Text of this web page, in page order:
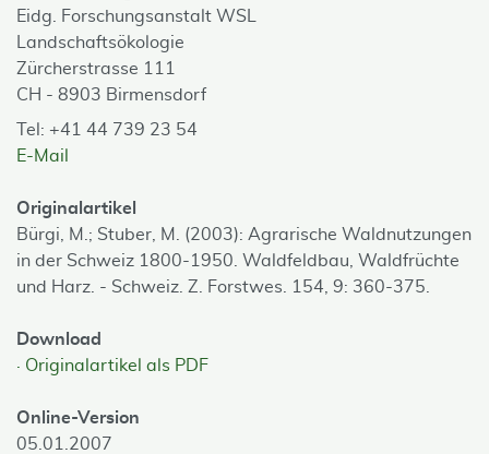
Eidg. Forschungsanstalt WSL
Landschaftsökologie
Zürcherstrasse 111
CH - 8903 Birmensdorf
Tel: +41 44 739 23 54
E-Mail
Originalartikel
Bürgi, M.; Stuber, M. (2003): Agrarische Waldnutzungen
in der Schweiz 1800-1950. Waldfeldbau, Waldfrüchte
und Harz. - Schweiz. Z. Forstwes. 154, 9: 360-375.
Download
Originalartikel als PDF
Online-Version
05.01.2007